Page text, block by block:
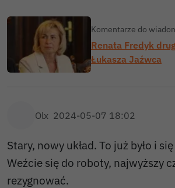
Komentarze do
Renata Fredyk
Łukasza Jaźwca
Olx 2024-05-07 18:02
Stary, nowy układ. To już było i
Weźcie się do roboty, najwyższy
rezygnować.